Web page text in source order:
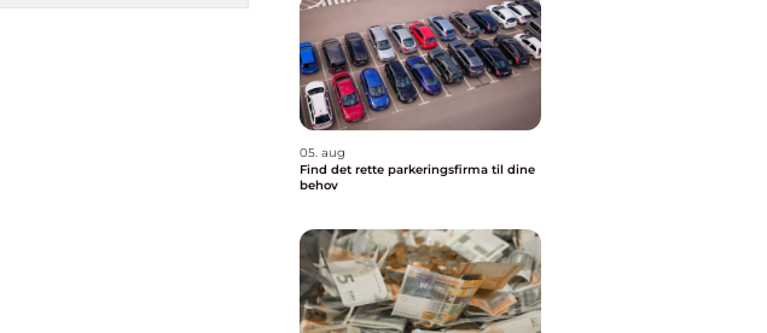
05. aug
Find det rette parkeringsfirma til dine
behov